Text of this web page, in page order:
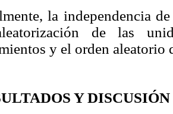
la independencia
de las
y el orden aleatorio
Y DISCUSIÓN